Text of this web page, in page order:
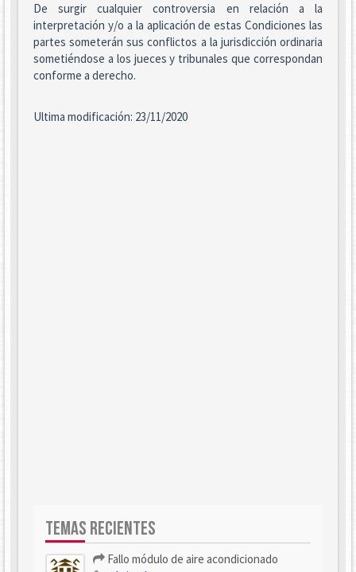
De surgir cualquier controversia en relación a la
interpretación y/o a la aplicación de estas Condiciones las
partes someterán sus conflictos a la jurisdicción ordinaria
sometiéndose a los jueces y tribunales que correspondan
conforme a derecho.
Ultima modificación: 23/11/2020
TEMAS RECIENTES
Fallo módulo de aire acondicionado